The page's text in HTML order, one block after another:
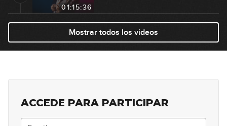
01:15:36
01:24:15
Live #6 Cómo mejorar el estudio
6
oído
Mostrar todos los videos
ACCEDE PARA PARTICIPAR